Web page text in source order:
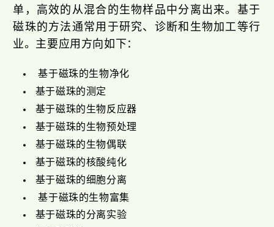
单，高效的从混合的生物样品中分离出来。基于
磁珠的方法通常用于研究、诊断和生物加工等行
业。主要应用方向如下：
基于磁珠的生物净化
基于磁珠的测定
基于磁珠的生物反应器
基于磁珠的生物预处理
基于磁珠的生物偶联
基于磁珠的核酸纯化
基于磁珠的细胞分离
基于磁珠的生物富集
基于磁珠的分离实验